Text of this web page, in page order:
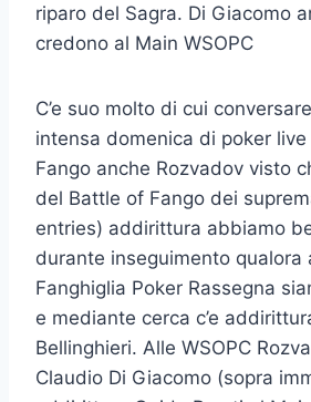
riparo del Sagra. Di Giacomo
credono al Main WSOPC
C’e suo molto di cui
intensa domenica di poker
Fango anche Rozvadov visto
del Battle of Fango dei
entries) addirittura abbiamo
durante inseguimento qualora
Fanghiglia Poker Rassegna
e mediante cerca c’e
Bellinghieri. Alle WSOPC
Claudio Di Giacomo (sopra